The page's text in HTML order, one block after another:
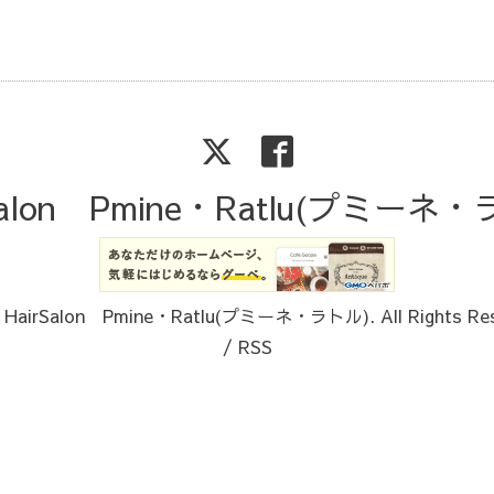
Pmine・Ratlu(プミーネ・
HairSalon Pmine・Ratlu(プミーネ・ラトル). All Rights
/ RSS